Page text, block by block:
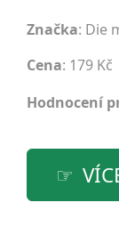
Značka: Die
Cena: 179 Kč
Hodnocení